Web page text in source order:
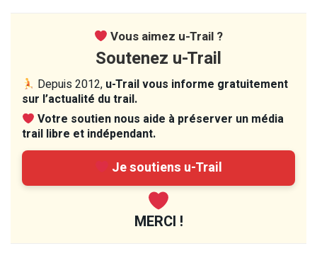
Vous aimez u-Trail ?
Soutenez u-Trail
Depuis 2012, u-Trail vous informe gratuitement
sur l’actualité du trail.
Votre soutien nous aide à préserver un média
trail libre et indépendant.
Je soutiens u-Trail
MERCI !